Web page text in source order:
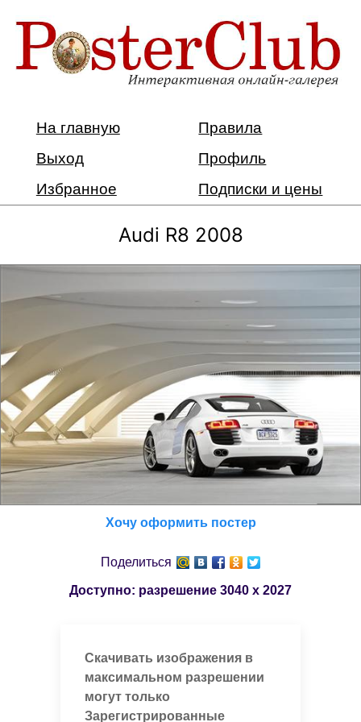
На главную
Правила
Выход
Профиль
Избранное
Подписки и цены
Audi R8 2008
Хочу оформить постер
Поделиться
Доступно: разрешение 3040 x 2027
Скачивать изображения в
максимальном разрешении
могут только
Зарегистрированные